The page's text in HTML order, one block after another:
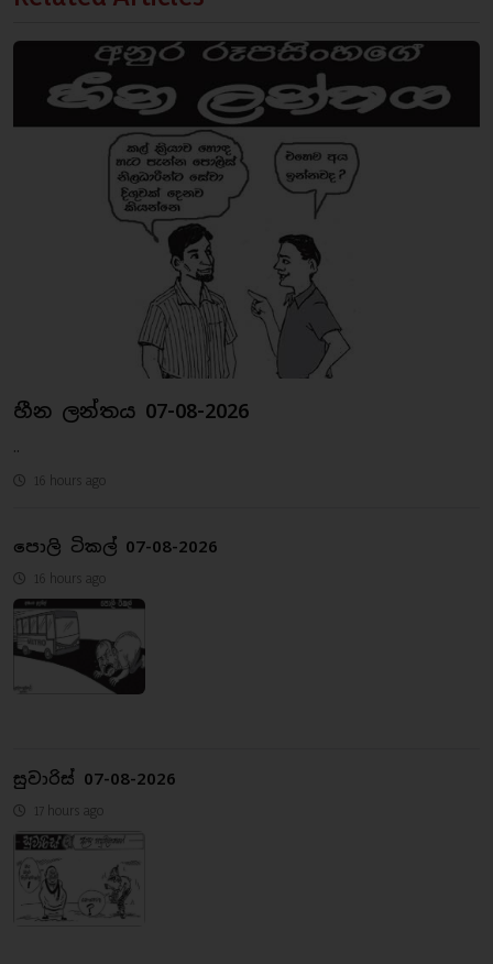
හීන ලන්තය 07-08-2026
..
16 hours ago
පොලි ටිකල් 07-08-2026
16 hours ago
සුවාරිස් 07-08-2026
17 hours ago